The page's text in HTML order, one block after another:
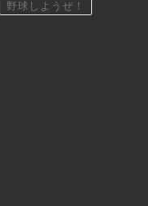
野球しようぜ！